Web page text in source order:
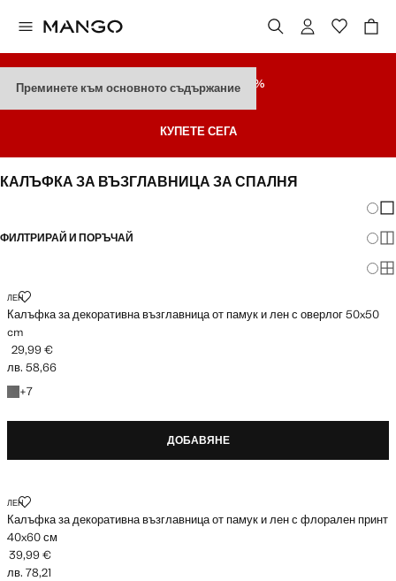
Преминете към основното съдържание
РАЗПРОДАЖБАДО 70%
КУПЕТЕ СЕГА
КАЛЪФКА ЗА ВЪЗГЛАВНИЦА ЗА СПАЛНЯ
ФИЛТРИРАЙ И ПОРЪЧАЙ
ЛЕН
Калъфка за декоративна възглавница от памук и лен с оверлог 50x50
cm
КАЛЪФКА ЗА ДЕКОРАТИВНА ВЪЗГЛАВНИЦА ОТ ПАМУК И ЛЕН С
Текуща цена [29,99 € лв. 58,66]
29,99 €
лв. 58,66
+7
+7 цвята
ДОБАВЯНЕ
ЛЕН
Калъфка за декоративна възглавница от памук и лен с флорален принт
40x60 см
КАЛЪФКА ЗА ДЕКОРАТИВНА ВЪЗГЛАВНИЦА ОТ ПАМУК И ЛЕН С
Текуща цена [39,99 € лв. 78,21]
39,99 €
лв. 78,21